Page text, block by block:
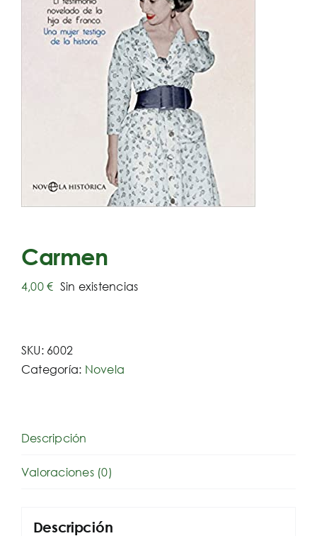
Carmen
4,00€ Sin existencias
SKU: 6002
Categoría: Novela
Descripción
Valoraciones (0)
Descripción